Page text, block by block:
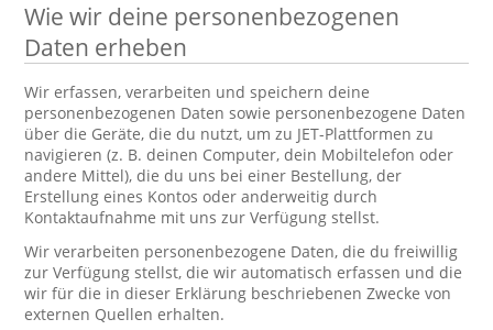
Wie wir deine personenbezogenen
Daten erheben
Wir erfassen, verarbeiten und speichern deine
personenbezogenen Daten sowie personenbezogene Daten
über die Geräte, die du nutzt, um zu JET-Plattformen zu
navigieren (z. B. deinen Computer, dein Mobiltelefon oder
andere Mittel), die du uns bei einer Bestellung, der
Erstellung eines Kontos oder anderweitig durch
Kontaktaufnahme mit uns zur Verfügung stellst.
Wir verarbeiten personenbezogene Daten, die du freiwillig
zur Verfügung stellst, die wir automatisch erfassen und die
wir für die in dieser Erklärung beschriebenen Zwecke von
externen Quellen erhalten.